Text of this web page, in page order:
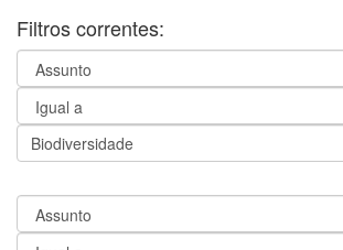
Filtros correntes: